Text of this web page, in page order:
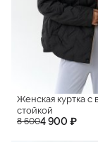
Женская куртка с
стойкой
8 6004 900 ₽